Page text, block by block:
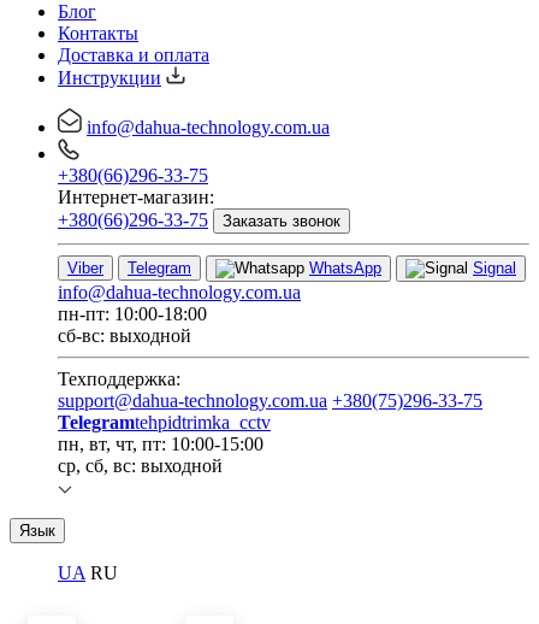
Блог
Контакты
Доставка и оплата
Инструкции
info@dahua-technology.com.ua
+380(66)296-33-75
Интернет-магазин:
+380(66)296-33-75
Заказать звонок
Viber Telegram WhatsApp Signal
info@dahua-technology.com.ua
пн-пт: 10:00-18:00
сб-вс: выходной
Техподдержка:
support@dahua-technology.com.ua +380(75)296-33-75
Telegramtehpidtrimka_cctv
пн, вт, чт, пт: 10:00-15:00
ср, сб, вс: выходной
Язык
UA RU